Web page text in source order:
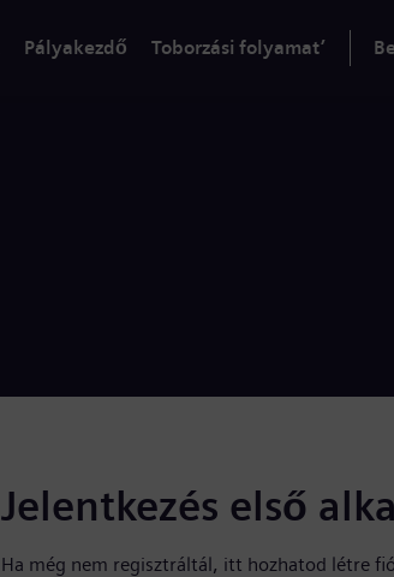
Pályakezdő Toborzási folyamat’
Jelentkezés első
Ha még nem regisztráltál, itt hozhatod létre